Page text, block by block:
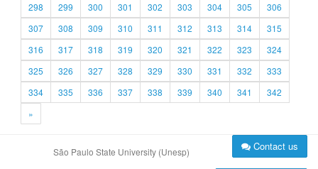
298
299 300 301 302 303 304 305
306
307
308 309 310 311 312 313 314
315
316
317 318 319 320 321 322 323
324
325
326 327 328 329 330 331 332
333
334
335 336 337 338 339 340 341
342
»
São Paulo State University (Unesp) Contact us